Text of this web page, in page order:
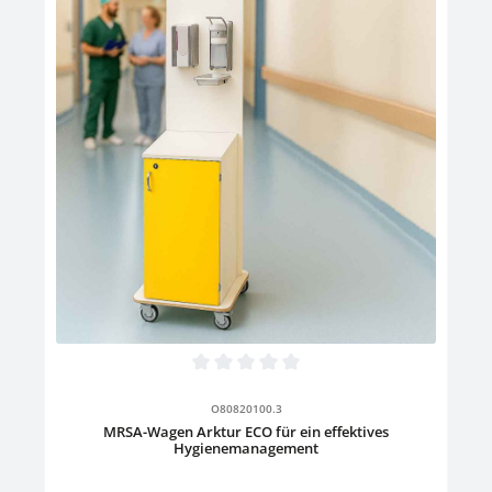
Handschuhbox und 500 ml Desinfektionsmittelspender • 2
stabile Einlegeböden zur Strukturierung der Aufbewahrung •
leicht zu reinigen und zu desinfizieren • Farbe: Korpus Weiss .
Front: Weiss - Gelb - Rot - Blau - Grün
O80820100.3
MRSA-Wagen Arktur ECO für ein effektives
Hygienemanagement